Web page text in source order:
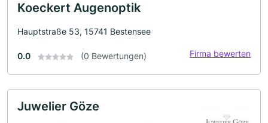
Koeckert Augenoptik
Hauptstraße 53, 15741 Bestensee
0.0 (0 Bewertungen) Firma bewerten
Juwelier Göze